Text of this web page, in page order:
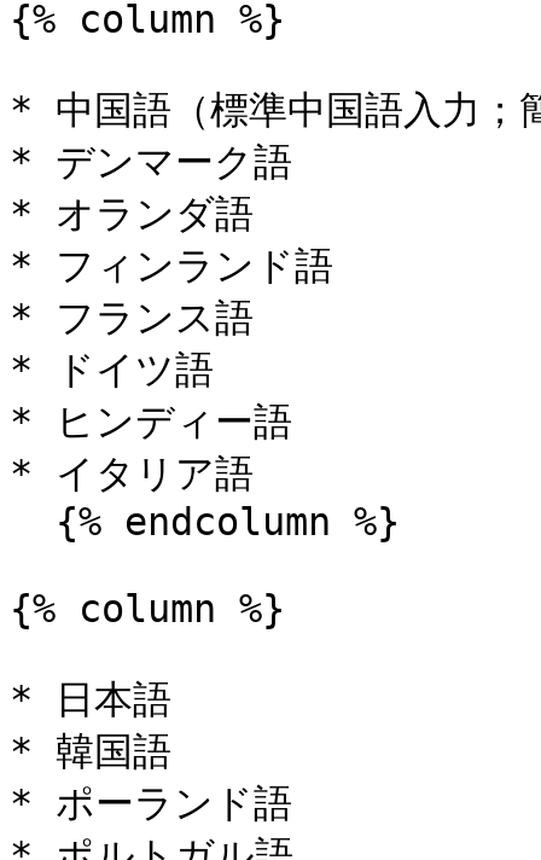
{% column %}
* 中国語（標準中国語入力；
* デンマーク語
* オランダ語
* フィンランド語
* フランス語
* ドイツ語
* ヒンディー語
* イタリア語
{% column %}
* 日本語
* 韓国語
* ポーランド語